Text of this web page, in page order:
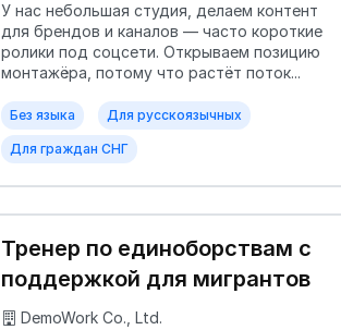
У нас небольшая студия, делаем контент
для брендов и каналов — часто короткие
ролики под соцсети. Открываем позицию
монтажёра, потому что растёт поток...
Без языка Для русскоязычных
Для граждан СНГ
Тренер по единоборствам с
поддержкой для мигрантов
DemoWork Co., Ltd.